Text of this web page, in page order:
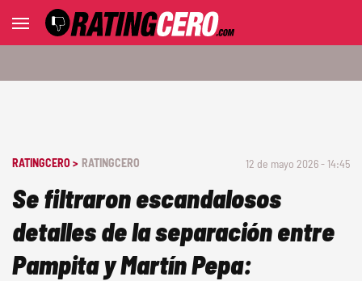
RATINGCERO > RATINGCERO 12 de mayo 2026 - 14:45
Se filtraron escandalosos
detalles de la separación entre
Pampita y Martín Pepa: